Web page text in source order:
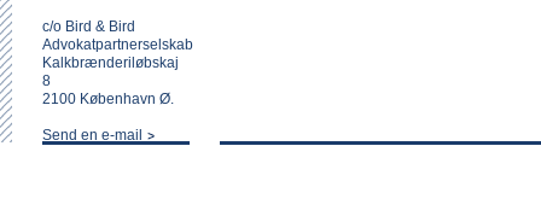
c/o Bird & Bird
Advokatpartnerselskab
Kalkbrænderiløbskaj
8
2100 København Ø.
Send en e-mail